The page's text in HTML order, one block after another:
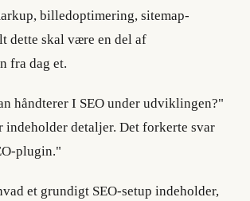
billedoptimering, sitemap-
dette skal være en del af
fra dag et.
håndterer I SEO under udviklingen?"
indeholder detaljer. Det forkerte svar
plugin."
et grundigt SEO-setup indeholder,